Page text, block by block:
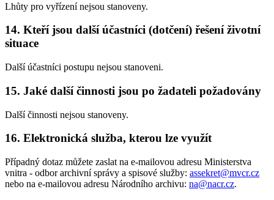
Lhůty pro vyřízení nejsou stanoveny.
14. Kteří jsou další účastníci (dotčení) řešení životní
situace
Další účastníci postupu nejsou stanoveni.
15. Jaké další činnosti jsou po žadateli požadovány
Další činnosti nejsou stanoveny.
16. Elektronická služba, kterou lze využít
Případný dotaz můžete zaslat na e-mailovou adresu Ministerstva
vnitra - odbor archivní správy a spisové služby: assekret@mvcr.cz
nebo na e-mailovou adresu Národního archivu: na@nacr.cz.